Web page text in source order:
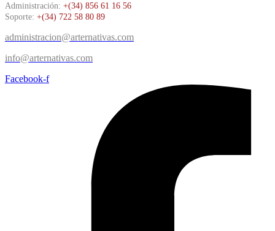
Administración: +(34) 856 61 16 56
Soporte: +(34) 722 58 80 89
administracion@arternativas.com
info@arternativas.com
Facebook-f